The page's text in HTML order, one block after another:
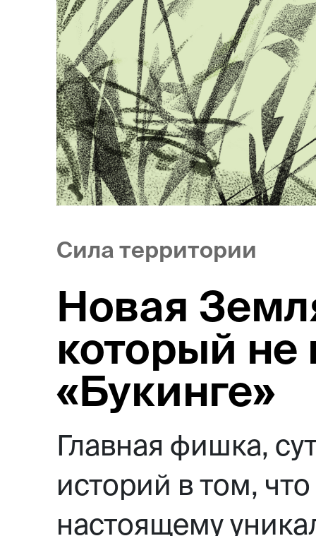
Сила территории
Новая
который
«Букинге»
Главная фишка,
историй в том,
настоящему